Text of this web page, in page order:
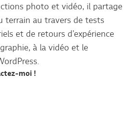
photo et vidéo, il partage
terrain au travers de tests
et de retours d’expérience
à la vidéo et le
moi !